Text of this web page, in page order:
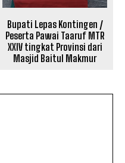
Bupati Lepas Kontingen /
Peserta Pawai Taaruf MTR
XXIV tingkat Provinsi dari
Masjid Baitul Makmur